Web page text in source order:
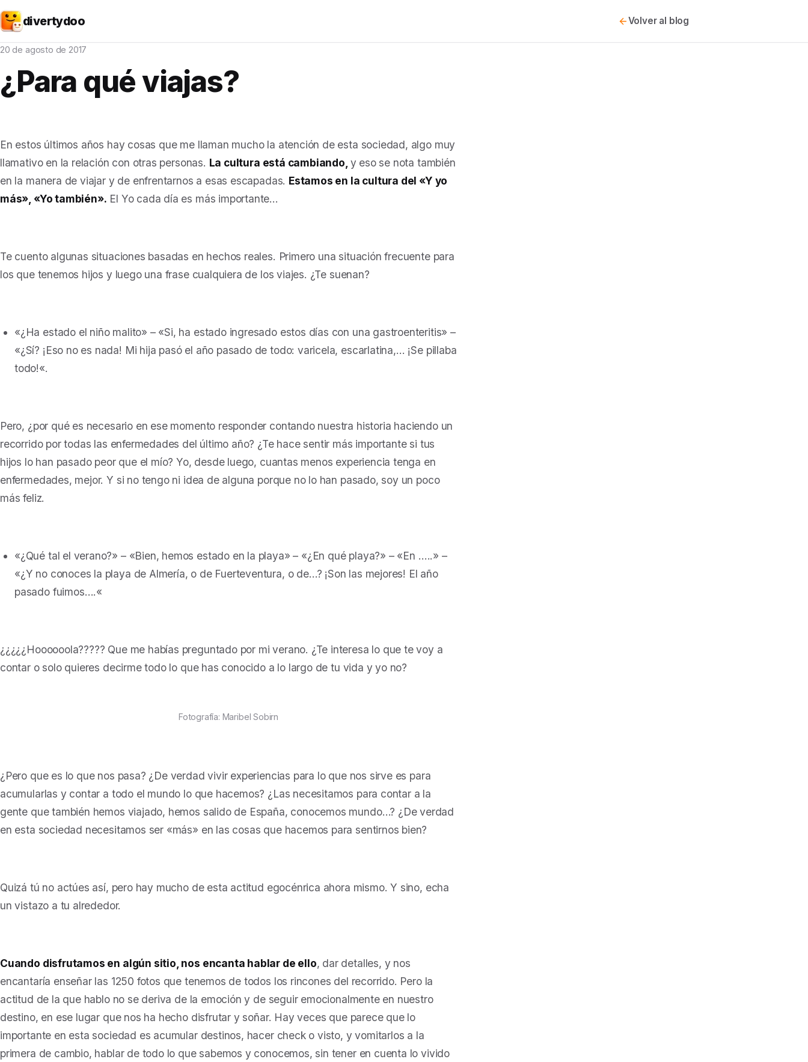
divertydoo Volver al blog
20 de agosto de 2017
¿Para qué viajas?
En estos últimos años hay cosas que me llaman mucho la atención de esta sociedad, algo muy
llamativo en la relación con otras personas. La cultura está cambiando, y eso se nota también
en la manera de viajar y de enfrentarnos a esas escapadas. Estamos en la cultura del «Y yo
más», «Yo también». El Yo cada día es más importante…
Te cuento algunas situaciones basadas en hechos reales. Primero una situación frecuente para
los que tenemos hijos y luego una frase cualquiera de los viajes. ¿Te suenan?
«¿Ha estado el niño malito» – «Si, ha estado ingresado estos días con una gastroenteritis» –
«¿Sí? ¡Eso no es nada! Mi hija pasó el año pasado de todo: varicela, escarlatina,… ¡Se pillaba
todo!«.
Pero, ¿por qué es necesario en ese momento responder contando nuestra historia haciendo un
recorrido por todas las enfermedades del último año? ¿Te hace sentir más importante si tus
hijos lo han pasado peor que el mío? Yo, desde luego, cuantas menos experiencia tenga en
enfermedades, mejor. Y si no tengo ni idea de alguna porque no lo han pasado, soy un poco
más feliz.
«¿Qué tal el verano?» – «Bien, hemos estado en la playa» – «¿En qué playa?» – «En …..» –
«¿Y no conoces la playa de Almería, o de Fuerteventura, o de…? ¡Son las mejores! El año
pasado fuimos….«
¿¿¿¿¿Hoooooola????? Que me habías preguntado por mi verano. ¿Te interesa lo que te voy a
contar o solo quieres decirme todo lo que has conocido a lo largo de tu vida y yo no?
Fotografía: Maribel Sobirn
¿Pero que es lo que nos pasa? ¿De verdad vivir experiencias para lo que nos sirve es para
acumularlas y contar a todo el mundo lo que hacemos? ¿Las necesitamos para contar a la
gente que también hemos viajado, hemos salido de España, conocemos mundo…? ¿De verdad
en esta sociedad necesitamos ser «más» en las cosas que hacemos para sentirnos bien?
Quizá tú no actúes así, pero hay mucho de esta actitud egocénrica ahora mismo. Y sino, echa
un vistazo a tu alrededor.
Cuando disfrutamos en algún sitio, nos encanta hablar de ello, dar detalles, y nos
encantaría enseñar las 1250 fotos que tenemos de todos los rincones del recorrido. Pero la
actitud de la que hablo no se deriva de la emoción y de seguir emocionalmente en nuestro
destino, en ese lugar que nos ha hecho disfrutar y soñar. Hay veces que parece que lo
importante en esta sociedad es acumular destinos, hacer check o visto, y vomitarlos a la
primera de cambio, hablar de todo lo que sabemos y conocemos, sin tener en cuenta lo vivido